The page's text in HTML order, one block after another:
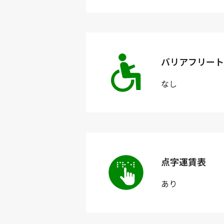
バリアフリー
なし
点字運賃表
あり